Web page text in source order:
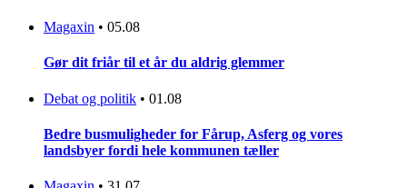
Magaxin • 05.08
Gør dit friår til et år du aldrig glemmer
Debat og politik • 01.08
Bedre busmuligheder for Fårup, Asferg og vores
landsbyer fordi hele kommunen tæller